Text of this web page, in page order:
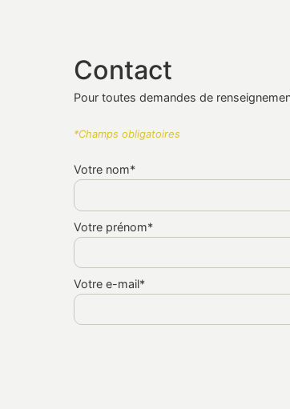
Contact
Pour toutes demandes de
*Champs obligatoires
Votre nom*
Votre prénom*
Votre e-mail*